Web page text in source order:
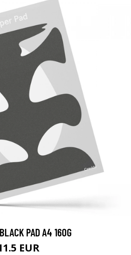
PAD A4 160G
EUR